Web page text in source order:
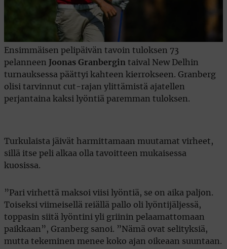
Ensimmäisen pelipäivän tavoin tuloksen 73
pelanneen
Joonas Granbergin taival New Delhin
turnauksessa päättyi kahteen kierrokseen. Granberg
olisi tarvinnut cut-rajan ylittämistä ajatellen
perjantaina kaksi lyöntiä paremman tuloksen.
Turkulaista jäivät harmittamaan muutamat virheet,
sillä itse peli alkaa olla tavoitteen mukaisessa
kuosissa.
”Pari virhettä maksoi viisi lyöntiä, se on aika paljon.
Toiseksi viimeisellä reiällä pallo oli lyöntijäljessä,
toppasin siitä lyöntini yli griinin pelaamattomaan
paikkaan”, Granberg sanoi. ”Nämä ovat selityksiä,
mutta tekeminen menee koko ajan oikeaan suuntaan.